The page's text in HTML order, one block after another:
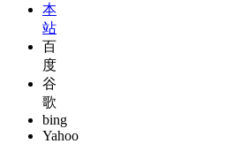
本
站
百
度
谷
歌
bing
Yahoo